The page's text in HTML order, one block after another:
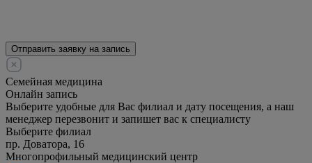
Отправить заявку на запись
Семейная медицина
Онлайн запись
Выберите удобные для Вас филиал и дату посещения, а наш
менеджер перезвонит и запишет вас к специалисту
Выберите филиал
пр. Доватора, 16
Многопрофильный медицинский центр